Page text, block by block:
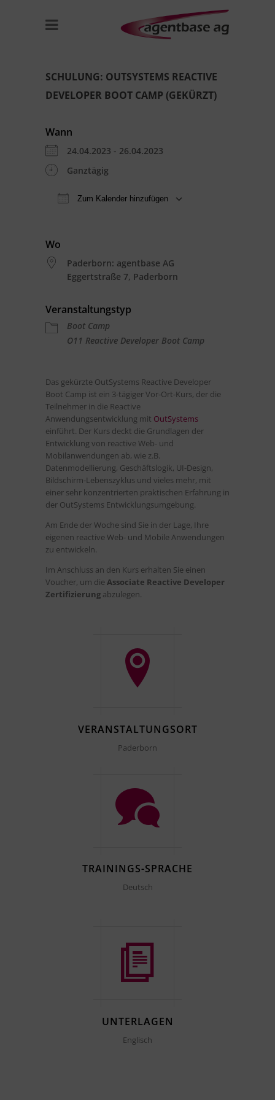
SCHULUNG: OUTSYSTEMS REACTIVE
DEVELOPER BOOT CAMP (GEKÜRZT)
Wann
24.04.2023 - 26.04.2023
Ganztägig
Zum Kalender hinzufügen
Wo
Paderborn: agentbase AG
Eggertstraße 7, Paderborn
Veranstaltungstyp
Boot Camp
O11 Reactive Developer Boot Camp
Das gekürzte OutSystems Reactive Developer
Boot Camp ist ein 3-tägiger Vor-Ort-Kurs, der die
Teilnehmer in die Reactive
Anwendungsentwicklung mit OutSystems
einführt. Der Kurs deckt die Grundlagen der
Entwicklung von reactive Web- und
Mobilanwendungen ab, wie z.B.
Datenmodellierung, Geschäftslogik, UI-Design,
Bildschirm-Lebenszyklus und vieles mehr, mit
einer sehr konzentrierten praktischen Erfahrung in
der OutSystems Entwicklungsumgebung.
Am Ende der Woche sind Sie in der Lage, Ihre
eigenen reactive Web- und Mobile Anwendungen
zu entwickeln.
Im Anschluss an den Kurs erhalten Sie einen
Voucher, um dieAssociate Reactive Developer
Zertifizierung abzulegen.
VERANSTALTUNGSORT
Paderborn
TRAININGS-SPRACHE
Deutsch
UNTERLAGEN
Englisch